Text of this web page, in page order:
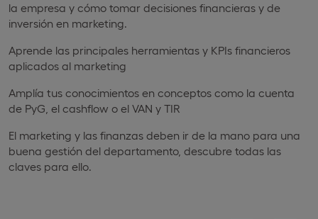
la empresa y cómo tomar decisiones financieras y de
inversión en marketing.
Aprende las principales herramientas y KPIs financieros
aplicados al marketing
Amplía tus conocimientos en conceptos como la cuenta
de PyG, el cashflow o el VAN y TIR
El marketing y las finanzas deben ir de la mano para una
buena gestión del departamento, descubre todas las
claves para ello.